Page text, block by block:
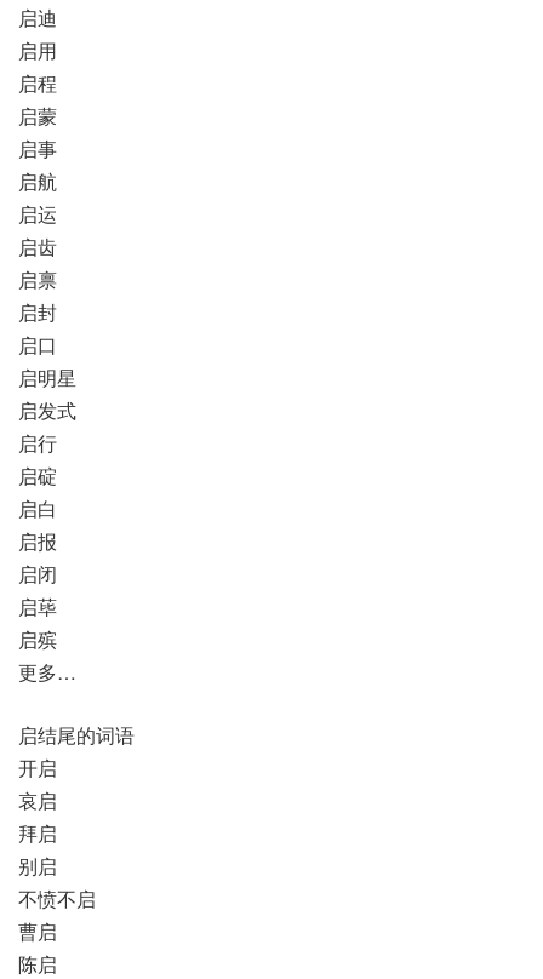
启迪
启用
启程
启蒙
启事
启航
启运
启齿
启禀
启封
启口
启明星
启发式
启行
启碇
启白
启报
启闭
启荜
启殡
更多…
启结尾的词语
开启
哀启
拜启
别启
不愤不启
曹启
陈启